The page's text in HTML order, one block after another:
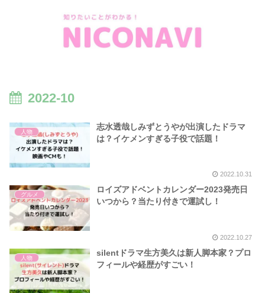
2022-10
人物
志水透哉しみずとうやが出演したドラマ
は？イケメンすぎる子役で話題！
2022.10.31
グルメ
ロイズアドベントカレンダー2023発売日
いつから？当たり付きで運試し！
2022.10.27
人物
silentドラマ生方美久は新人脚本家？プロ
フィールや経歴がすごい！